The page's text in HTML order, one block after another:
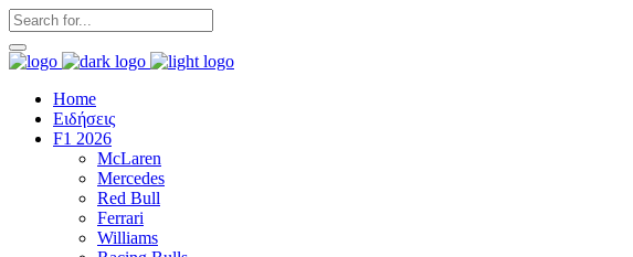
Home
Ειδήσεις
F1 2026
McLaren
Mercedes
Red Bull
Ferrari
Williams